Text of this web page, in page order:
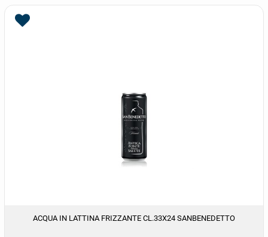
ACQUA IN LATTINA FRIZZANTE CL.33X24 SANBENEDETTO